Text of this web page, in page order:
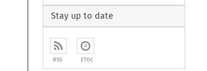
Stay up to date
RSS ETOC